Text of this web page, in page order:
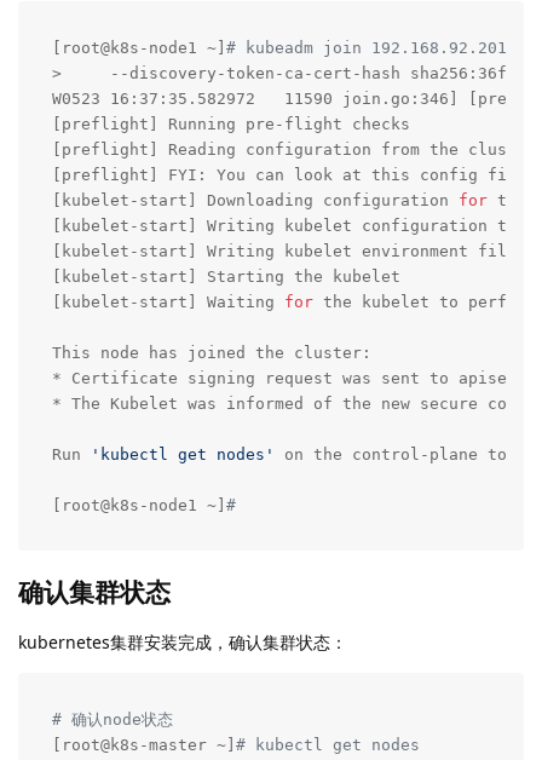
[root@k8s-node1 ~] # kubeadm join
>     --discovery-token-ca-cert-hash
W0523 16:37:35.582972   11590 join.go:346]
[preflight] Running pre-flight checks
[preflight] Reading configuration from the
[preflight] FYI: You can look at this config file
[kubelet-start] Downloading configuration for the
[kubelet-start] Writing kubelet configuration to
[kubelet-start] Writing kubelet environment
[kubelet-start] Starting the kubelet
[kubelet-start] Waiting for the kubelet to perform
This node has joined the cluster:
* Certificate signing request was sent to apiserver
* The Kubelet was informed of the new secure
Run 'kubectl get nodes' on the control-plane to
[root@k8s-node1 ~] #
确认集群状态
kubernetes集群安装完成，确认集群状态：
# 确认node状态
[root@k8s-master ~] # kubectl get nodes